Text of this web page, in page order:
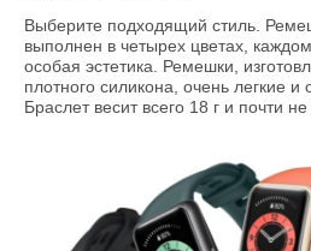
Выберите подходящий стиль.
выполнен в четырех цветах,
особая эстетика. Ремешки,
плотного силикона, очень легкие и
Браслет весит всего 18 г и почти